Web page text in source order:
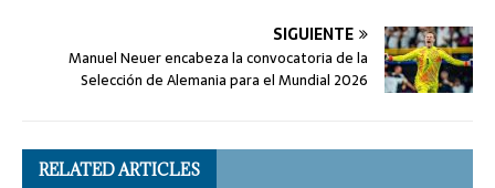
SIGUIENTE
Manuel Neuer encabeza la convocatoria de la
Selección de Alemania para el Mundial 2026
RELATED ARTICLES